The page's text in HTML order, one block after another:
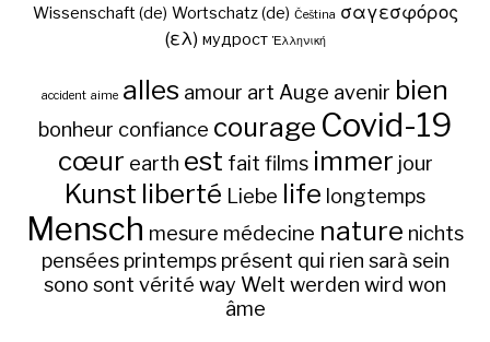
Wissenschaft (de) Wortschatz (de) Čeština σαγεσφόρος
(ελ) мудрост Ἑλληνική
accident aime alles amour art Auge avenir bien
bonheur confiance courage Covid-19
cœur earth est fait films immer jour
Kunst liberté Liebe life longtemps
Mensch mesure médecine nature nichts
pensées printemps présent qui rien sarà sein
sono sont vérité way Welt werden wird won
âme